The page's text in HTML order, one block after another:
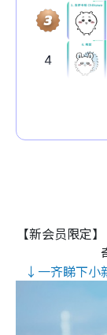
【新会员限定
↓一齐睇下小